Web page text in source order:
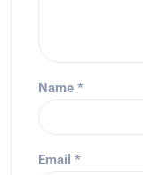
Name *
Email *